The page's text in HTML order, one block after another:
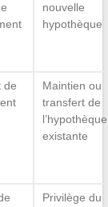
nouvelle
hypothèque
de
Maintien ou
transfert de
l’hypothèque
existante
Privilège du